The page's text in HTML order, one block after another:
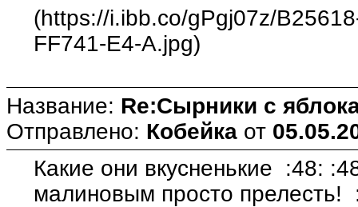
(https://i.ibb.co/gPgj07z/
FF741-E4-A.jpg)
Название: Re:Сырники с
Отправлено: Кобейка от
Какие они вкусненькие :48:
малиновым просто прелесть!